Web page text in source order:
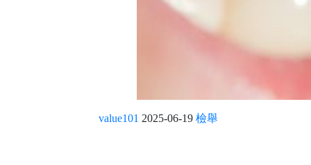
value101 2025-06-19 檢舉